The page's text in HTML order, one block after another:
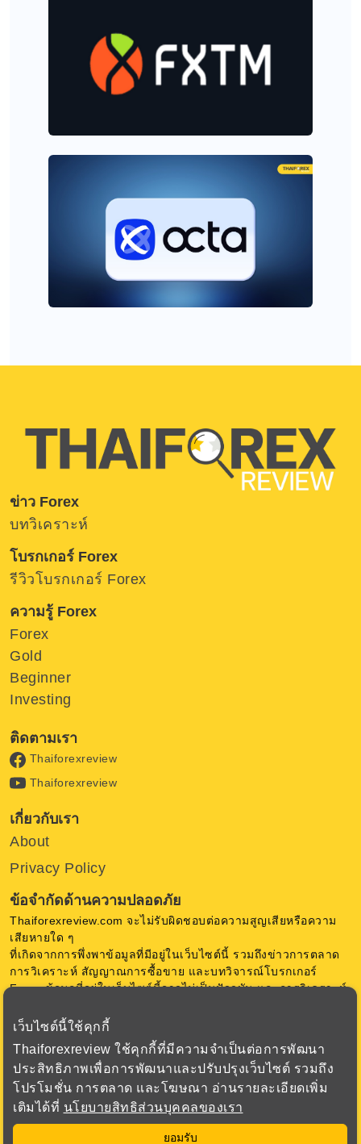
เว็บไซต์นี้ใช้คุกกี้
Thaiforexreview ใช้คุกกี้ที่มีความจำเป็นต่อการพัฒนา
ประสิทธิภาพเพื่อการพัฒนาและปรับปรุงเว็บไซต์ รวมถึง
โปรโมชั่น การตลาด และโฆษณา อ่านรายละเอียดเพิ่ม
เติมได้ที่ นโยบายสิทธิส่วนบุคคลของเรา
ยอมรับ
ข่าว Forex
บทวิเคราะห์
โบรกเกอร์ Forex
รีวิวโบรกเกอร์ Forex
ความรู้ Forex
Forex
Gold
Beginner
Investing
ติดตามเรา
Thaiforexreview
Thaiforexreview
เกี่ยวกับเรา
About
Privacy Policy
ข้อจำกัดด้านความปลอดภัย
Thaiforexreview.com จะไม่รับผิดชอบต่อความสูญเสียหรือความ
เสียหายใด ๆ
ที่เกิดจากการพึ่งพาข้อมูลที่มีอยู่ในเว็บไซต์นี้ รวมถึงข่าวการตลาด
การวิเคราะห์ สัญญาณการซื้อขาย และบทวิจารณ์โบรกเกอร์
Forex ข้อมูลที่อยู่ในเว็บไซต์นี้อาจไม่เป็นปัจจุบัน และการวิเคราะห์
การซื้อขายสกุลเงินในตลาด Forex มีความเสี่ยงสูง ก่อนตัดสินใจ
ซื้อขาย Forex หรือใช้เครื่องมือทางการเงินอื่น ๆ ควรพิจารณา
วัตถุประสงค์การลงทุน ระดับประสบการณ์ และความเสี่ยงอย่าง
รอบคอบ เรามุ่งเน้นเพื่อเสนอข้อมูล ที่สำคัญเกี่ยวกับโบรกเกอร์
ทั้งหมดที่เราตรวจสอบเพื่อให้ได้ข้อมูลที่ถูกต้องที่สุด